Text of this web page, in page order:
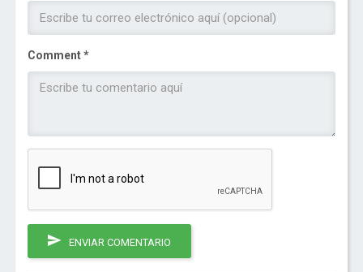
Comment *
ENVIAR COMENTARIO